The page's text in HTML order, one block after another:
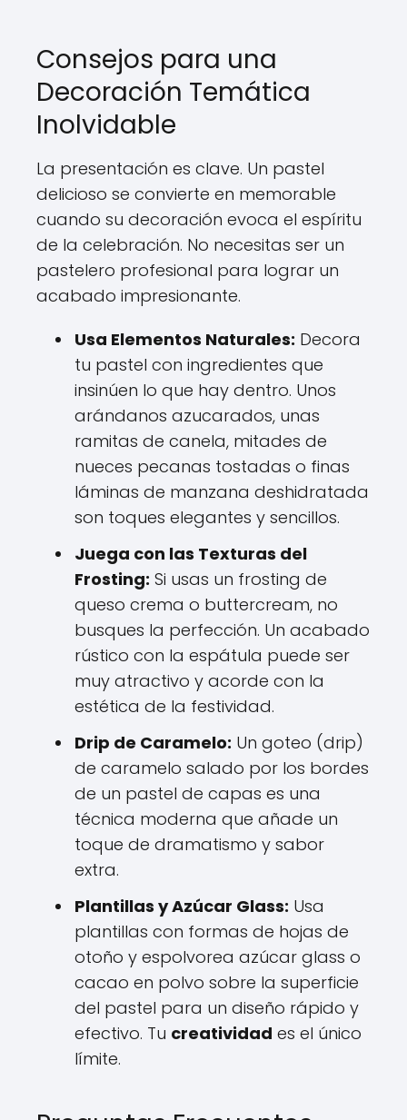
Consejos para una
Decoración Temática
Inolvidable
La presentación es clave. Un pastel
delicioso se convierte en memorable
cuando su decoración evoca el espíritu
de la celebración. No necesitas ser un
pastelero profesional para lograr un
acabado impresionante.
Usa Elementos Naturales: Decora
tu pastel con ingredientes que
insinúen lo que hay dentro. Unos
arándanos azucarados, unas
ramitas de canela, mitades de
nueces pecanas tostadas o finas
láminas de manzana deshidratada
son toques elegantes y sencillos.
Juega con las Texturas del
Frosting: Si usas un frosting de
queso crema o buttercream, no
busques la perfección. Un acabado
rústico con la espátula puede ser
muy atractivo y acorde con la
estética de la festividad.
Drip de Caramelo: Un goteo (drip)
de caramelo salado por los bordes
de un pastel de capas es una
técnica moderna que añade un
toque de dramatismo y sabor
extra.
Plantillas y Azúcar Glass: Usa
plantillas con formas de hojas de
otoño y espolvorea azúcar glass o
cacao en polvo sobre la superficie
del pastel para un diseño rápido y
efectivo. Tu creatividad es el único
límite.